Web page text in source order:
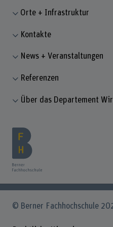
Orte + Infrastruktur
Kontakte
News + Veranstaltungen
Referenzen
Über das Departement
© Berner Fachhochschule